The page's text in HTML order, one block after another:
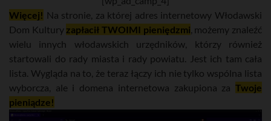
Więcej! Na stronie, za której adres internetowy Włodawski
Dom Kultury zapłacił TWOIMI pieniędzmi , możemy znaleźć
wielu innych włodawskich urzędników, którzy również
startowali do rady miasta i rady powiatu. Jest ich tam cała
lista. Wygląda na to, że teraz łączy ich nie tylko wspólna lista
wyborcza, ale i domena internetowa zakupiona za Twoje
pieniądze!